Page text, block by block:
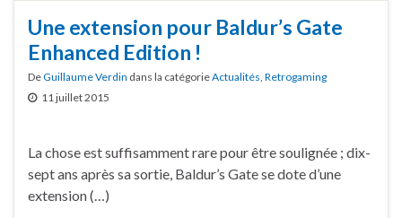
Une extension pour Baldur’s Gate
Enhanced Edition !
DeGuillaume Verdin dans la catégorieActualités, Retrogaming
11 juillet 2015
La chose est suffisamment rare pour être soulignée ; dix-
sept ans après sa sortie, Baldur’s Gate se dote d’une
extension (…)